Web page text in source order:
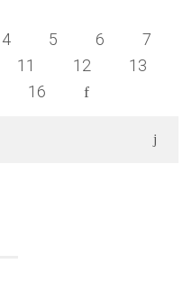
4 5 6
7
11 12
13
16 Weiter